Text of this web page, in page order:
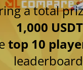
Lies Of P
a total
1,000 USDT
top 10